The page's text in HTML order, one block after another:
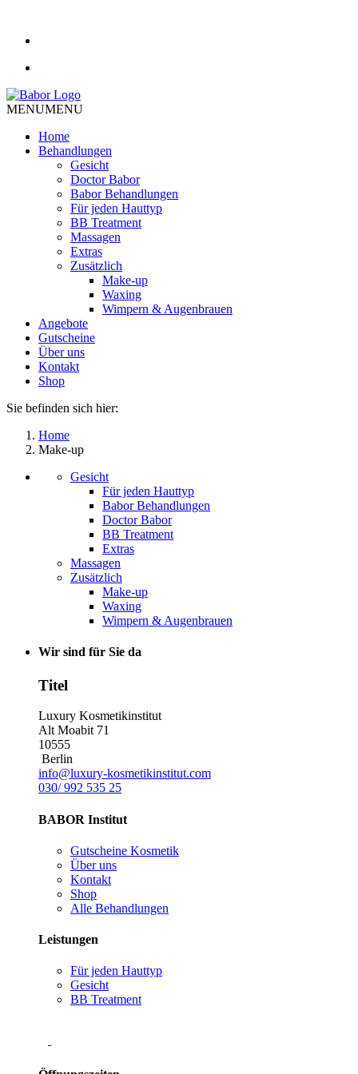
MENUMENU
Home
Behandlungen
Gesicht
Doctor Babor
Babor Behandlungen
Für jeden Hauttyp
BB Treatment
Massagen
Extras
Zusätzlich
Make-up
Waxing
Wimpern & Augenbrauen
Angebote
Gutscheine
Über uns
Kontakt
Shop
Sie befinden sich hier:
Home
Make-up
Gesicht
Für jeden Hauttyp
Babor Behandlungen
Doctor Babor
BB Treatment
Extras
Massagen
Zusätzlich
Make-up
Waxing
Wimpern & Augenbrauen
Wir sind für Sie da
Titel
Luxury Kosmetikinstitut
Alt Moabit 71
10555
Berlin
info@luxury-kosmetikinstitut.com
030/ 992 535 25
BABOR Institut
Gutscheine Kosmetik
Über uns
Kontakt
Shop
Alle Behandlungen
Leistungen
Für jeden Hauttyp
Gesicht
BB Treatment